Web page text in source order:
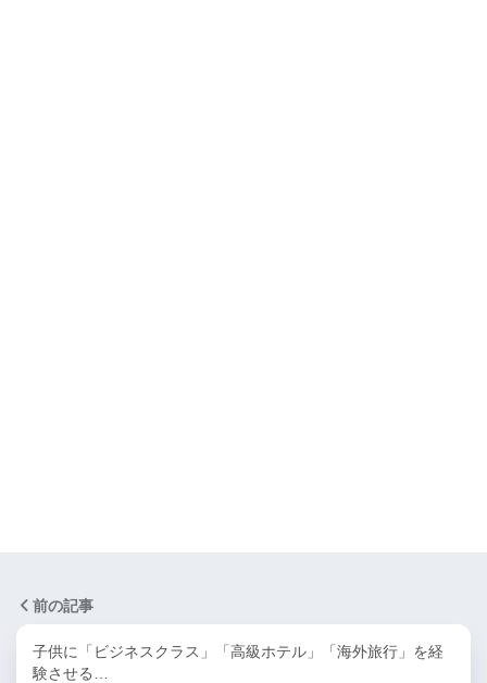
前の記事
子供に「ビジネスクラス」「高級ホテル」「海外旅行」を経
験させる…